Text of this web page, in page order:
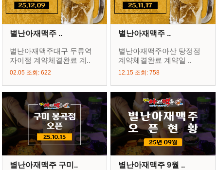
별난아재맥주 ..
별난아재맥주대구 두류역
자이점 계약체결완료 계..
02.05 조회: 622
별난아재맥주 ..
별난아재맥주아산 탕정점
계약체결완료 계약일 ..
12.15 조회: 758
별난아재맥주 구미.. 별난아재맥주 9월 ..